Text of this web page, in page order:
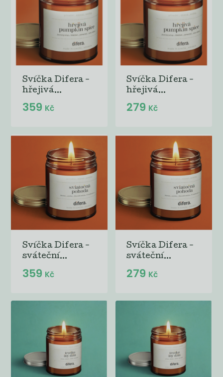
Svíčka Difera -
hřejivá...
359 Kč
Svíčka Difera -
hřejivá...
279 Kč
Svíčka Difera -
sváteční...
359 Kč
Svíčka Difera -
sváteční...
279 Kč